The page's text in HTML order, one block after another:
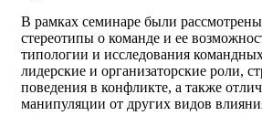
В рамках семинаре были рассмотрены
стереотипы о команде и ее
типологии и исследования
лидерские и организаторские роли,
поведения в конфликте, а также
манипуляции от других видов